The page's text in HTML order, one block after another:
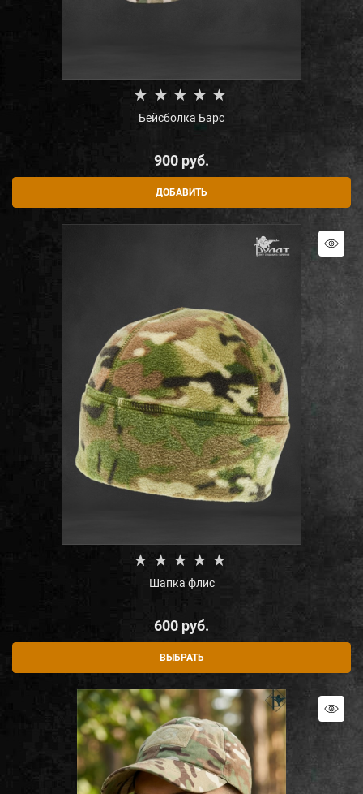
Бейсболка Барс
900 руб.
ДОБАВИТЬ
Шапка флис
600 руб.
ВЫБРАТЬ